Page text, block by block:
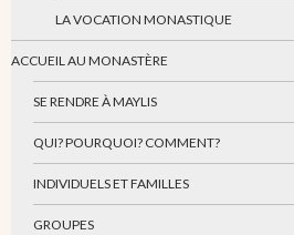
LA VOCATION MONASTIQUE
ACCUEIL AU MONASTÈRE
SE RENDRE À MAYLIS
QUI? POURQUOI? COMMENT?
INDIVIDUELS ET FAMILLES
GROUPES